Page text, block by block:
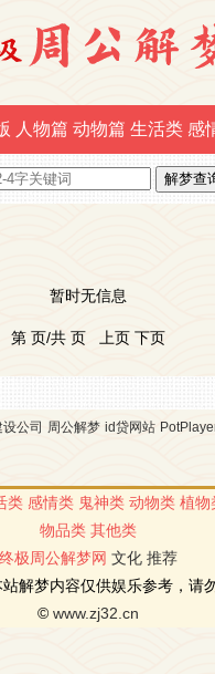
人物篇 动物篇 生活类 感
暂时无信息
第 页/共 页 上页 下页
公司 周公解梦 id贷网站
类 感情类 鬼神类 动物类 植物
物品类 其他类
终极周公解梦网 文化 推荐
站解梦内容仅供娱乐参考，请
© www.zj32.cn